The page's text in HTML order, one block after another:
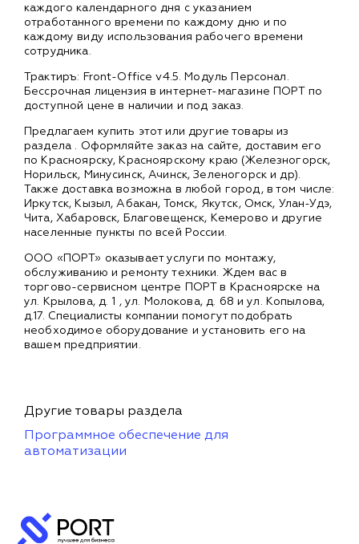
каждого календарного дня с указанием
отработанного времени по каждому дню и по
каждому виду использования рабочего времени
сотрудника.
Трактиръ: Front-Office v4.5. Модуль Персонал.
Бессрочная лицензия в интернет-магазине ПОРТ по
доступной цене в наличии и под заказ.
Предлагаем купить этот или другие товары из
раздела . Оформляйте заказ на сайте, доставим его
по Красноярску, Красноярскому краю (Железногорск,
Норильск, Минусинск, Ачинск, Зеленогорск и др).
Также доставка возможна в любой город, в том числе:
Иркутск, Кызыл, Абакан, Томск, Якутск, Омск, Улан-Удэ,
Чита, Хабаровск, Благовещенск, Кемерово и другие
населенные пункты по всей России.
ООО «ПОРТ» оказывает услуги по монтажу,
обслуживанию и ремонту техники. Ждем вас в
торгово-сервисном центре ПОРТ в Красноярске на
ул. Крылова, д. 1 , ул. Молокова, д. 68 и ул. Копылова,
д.17. Специалисты компании помогут подобрать
необходимое оборудование и установить его на
вашем предприятии.
Другие товары раздела
Программное обеспечение для
автоматизации